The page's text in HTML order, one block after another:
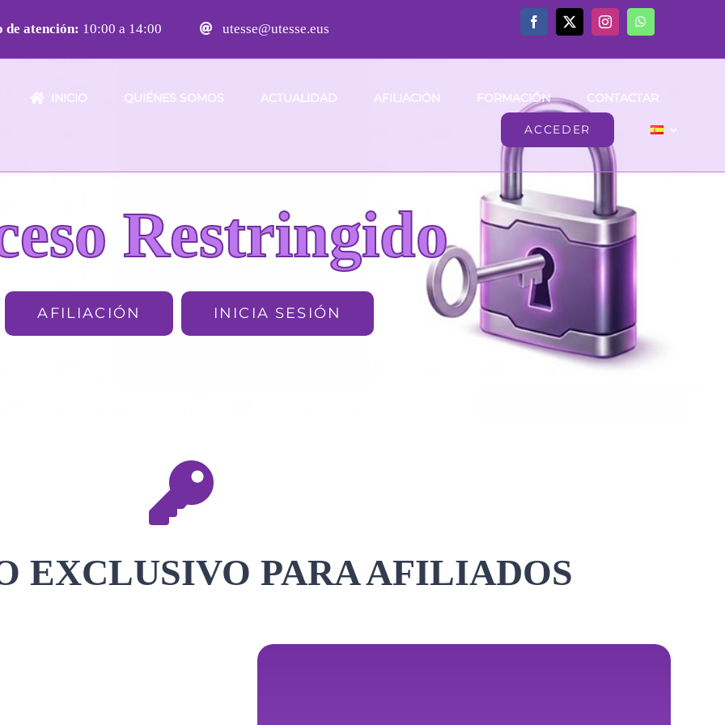
atención: 10:00 a 14:00 utesse@utesse.eus
INICIO QUIÉNES SOMOS ACTUALIDAD AFILIACIÓN FORMACIÓN CONTACTAR
ACCEDER
Restringido
AFILIACIÓN INICIA SESIÓN
EXCLUSIVO PARA AFILIADOS